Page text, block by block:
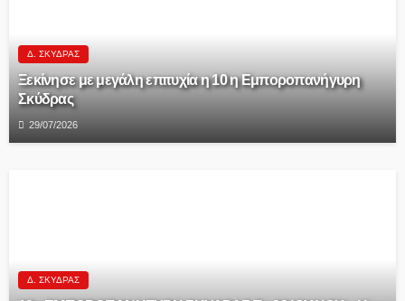
Δ. ΣΚΎΔΡΑΣ
Ξεκίνησε με μεγάλη επιτυχία η 10 η Εμποροπανήγυρη
Σκύδρας
29/07/2026
Δ. ΣΚΎΔΡΑΣ